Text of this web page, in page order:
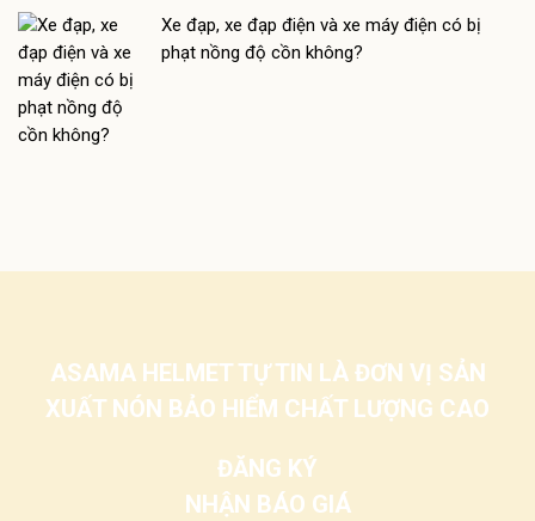
Xe đạp, xe đạp điện và xe máy điện có bị
phạt nồng độ cồn không?
ASAMA HELMET TỰ TIN LÀ ĐƠN VỊ SẢN
XUẤT NÓN BẢO HIỂM CHẤT LƯỢNG CAO
ĐĂNG KÝ
NHẬN BÁO GIÁ